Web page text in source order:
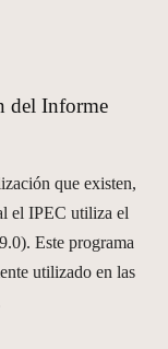
del Informe
que existen,
el IPEC utiliza el
Este programa
utilizado en las